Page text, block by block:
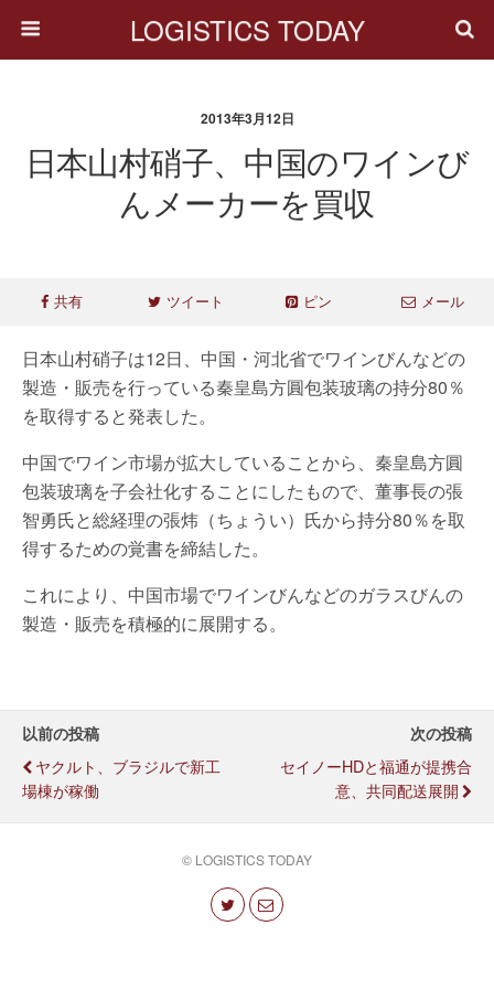
LOGISTICS TODAY
2013年3月12日
日本山村硝子、中国のワインび
んメーカーを買収
共有 ツイート ピン メール
日本山村硝子は12日、中国・河北省でワインびんなどの
製造・販売を行っている秦皇島方圓包装玻璃の持分80％
を取得すると発表した。
中国でワイン市場が拡大していることから、秦皇島方圓
包装玻璃を子会社化することにしたもので、董事長の張
智勇氏と総経理の張炜（ちょうい）氏から持分80％を取
得するための覚書を締結した。
これにより、中国市場でワインびんなどのガラスびんの
製造・販売を積極的に展開する。
以前の投稿
ヤクルト、ブラジルで新工
場棟が稼働
次の投稿
セイノーHDと福通が提携合
意、共同配送展開
© LOGISTICS TODAY